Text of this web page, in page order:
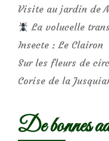
Visite au jardin de
La volucelle
Insecte : Le Clairon
Sur les fleurs de
Corise de la
De bonnes